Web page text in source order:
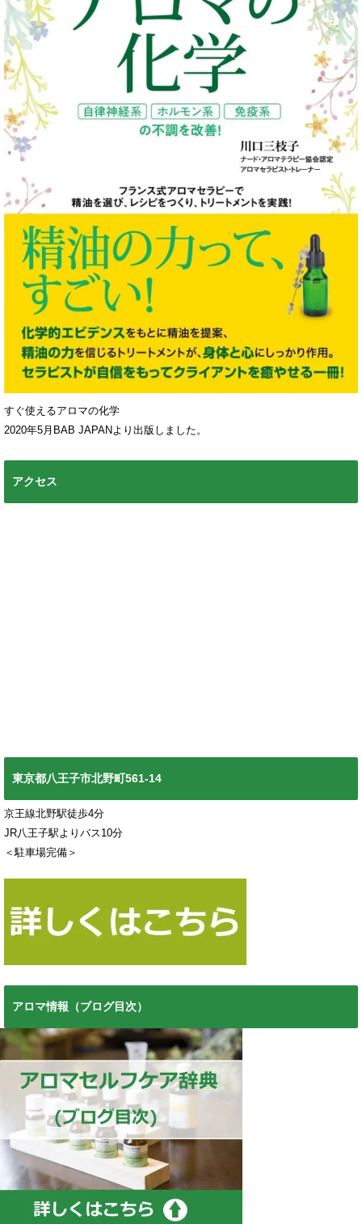
すぐ使えるアロマの化学
2020年5月BAB JAPANより出版しました。
アクセス
東京都八王子市北野町561-14
京王線北野駅徒歩4分
JR八王子駅よりバス10分
＜駐車場完備＞
アロマ情報（ブログ目次）